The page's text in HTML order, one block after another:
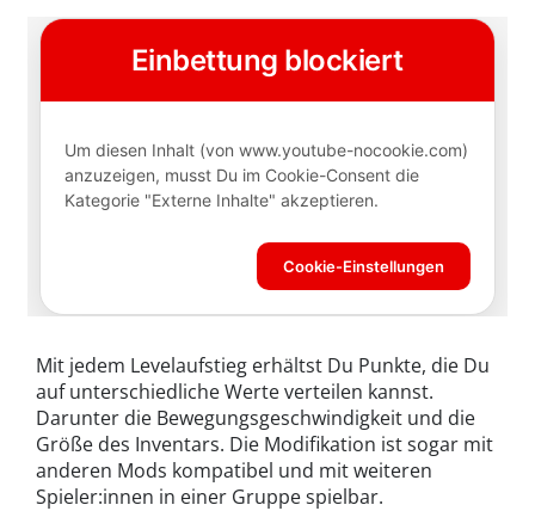
Mit jedem Levelaufstieg erhältst Du Punkte, die Du
auf unterschiedliche Werte verteilen kannst.
Darunter die Bewegungsgeschwindigkeit und die
Größe des Inventars. Die Modifikation ist sogar mit
anderen Mods kompatibel und mit weiteren
Spieler:innen in einer Gruppe spielbar.